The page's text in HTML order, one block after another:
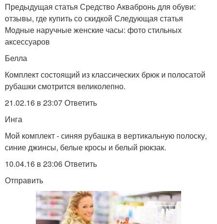
Предыдущая статья Средство Аквабронь для обуви:
отзывы, где купить со скидкой Следующая статья
Модные наручные женские часы: фото стильных
аксессуаров
Белла
Комплект состоящий из классических брюк и полосатой
рубашки смотрится великолепно.
21.02.16 в 23:07 Ответить
Инга
Мой комплект - синяя рубашка в вертикальную полоску,
синие джинсы, белые кросы и белый рюкзак.
10.04.16 в 23:06 Ответить
Отправить